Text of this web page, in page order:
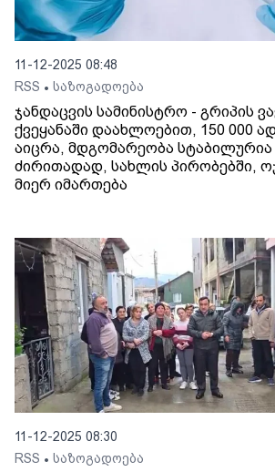
11-12-2025 08:48
RSS • საზოგადოება
ჯანდაცვის სამინისტრო - გრიპის
ქვეყანაში დაახლოებით, 150 000
აიცრა, მდგომარეობა სტაბილურია
ძირითადად, სახლის პირობებში,
მიერ იმართება
11-12-2025 08:30
RSS • საზოგადოება